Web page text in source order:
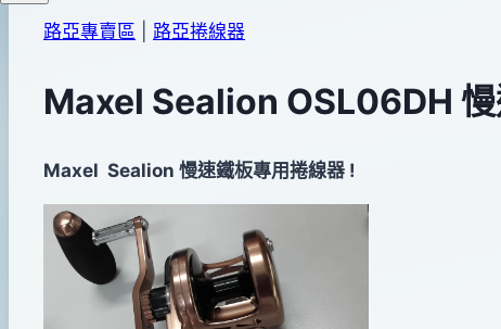
路亞專賣區 路亞捲線器
Maxel Sealion OSL06DH
Bybc
pro-
shop
2014
年
12
Maxel Sealion 慢速鐵板專用捲線器 !